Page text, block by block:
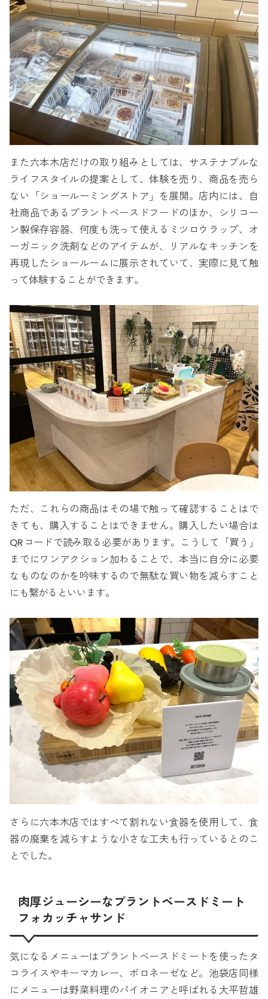
また六本木店だけの取り組みとしては、サステナブルな
ライフスタイルの提案として、体験を売り、商品を売ら
ない「ショールーミングストア」を展開。店内には、自
社商品であるプラントベースドフードのほか、シリコー
ン製保存容器、何度も洗って使えるミツロウラップ、オ
ーガニック洗剤などのアイテムが、リアルなキッチンを
再現したショールームに展示されていて、実際に見て触
って体験することができます。
ただ、これらの商品はその場で触って確認することはで
きても、購入することはできません。購入したい場合は
QRコードで読み取る必要があります。こうして「買う」
までにワンアクション加わることで、本当に自分に必要
なものなのかを吟味するので無駄な買い物を減らすこと
にも繋がるといいます。
さらに六本木店ではすべて割れない食器を使用して、食
器の廃棄を減らすような小さな工夫も行っているとのこ
とでした。
肉厚ジューシーなプラントベースドミート
フォカッチャサンド
気になるメニューはプラントベースドミートを使ったタ
コライスやキーマカレー、ボロネーゼなど。池袋店同様
にメニューは野菜料理のパイオニアと呼ばれる大平哲雄